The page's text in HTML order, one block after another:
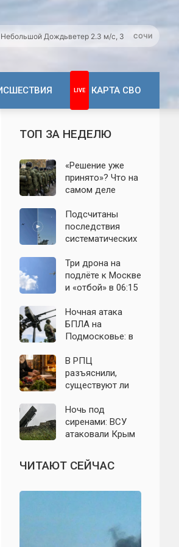
Небольшой Дождьветер 2.3 м/с, З СОЧИ
КАРТА СВО
ТОП ЗА НЕДЕЛЮ
«Решение уже
принято»? Что на
самом деле
мобилизации
осенью 2026
года. Указ № 419,
канал и осенние
выборы: откуда
растут слухи о
Подсчитаны
последствия
систематических
Ленинградскую
область: что
известно к 7
Три дрона на
подлёте к Москве
и «отбой» в 06:15
ночном налёте на
Подмосковье
Ночная атака
БПЛА на
Подмосковье: в
округе сбиты
воздушные цели
В РПЦ
разъяснили,
существуют ли
которые
православным
нельзя есть даже
Ночь под
сиренами: ВСУ
атаковали Крым
— свежие
подробности на 9
ЧИТАЮТ СЕЙЧАС